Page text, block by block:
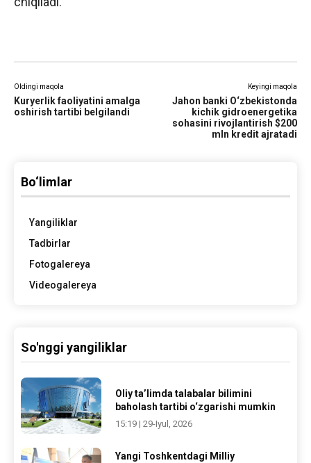
Oldingi maqola
Kuryerlik faoliyatini amalga
oshirish tartibi belgilandi
Keyingi maqola
Jahon banki O‘zbekistonda
kichik gidroenergetika
sohasini rivojlantirish $200
mln kredit ajratadi
Bo‘limlar
Yangiliklar
Tadbirlar
Fotogalereya
Videogalereya
So'nggi yangiliklar
Oliy ta’limda talabalar bilimini
baholash tartibi o‘zgarishi mumkin
15:19 | 29-Iyul, 2026
Yangi Toshkentdagi Milliy